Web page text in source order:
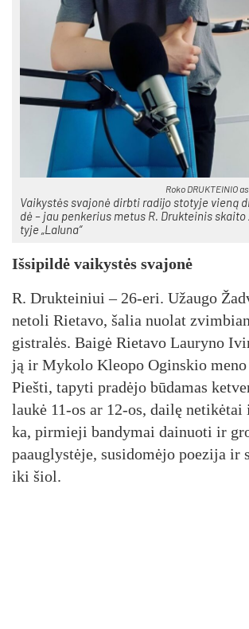
Ro­ko DRUK­TEI­NIO
Vai­kys­tės sva­jo­nė dirb­ti ra­di­jo sto­ty­je vie­ną
dė – jau pen­ke­rius me­tus R. Druk­tei­nis
ty­je „La­lu­na“
Iš­si­pil­dė vai­kys­tės sva­jo­nė
R. Druk­tei­niui – 26-eri. Užau­go
ne­to­li Rie­ta­vo, ša­lia nuo­lat
gist­ra­lės. Bai­gė Rie­ta­vo Lau­ry­no
ją ir My­ko­lo Kleo­po Ogins­kio
Pieš­ti, ta­py­ti pra­dė­jo bū­da­mas
lau­kė 11-os ar 12-os, dai­lę
ka, pir­mie­ji ban­dy­mai dai­nuo­ti ir
paaug­lys­tė­je, su­si­do­mė­jo poe­zi­ja ir
iki šiol.